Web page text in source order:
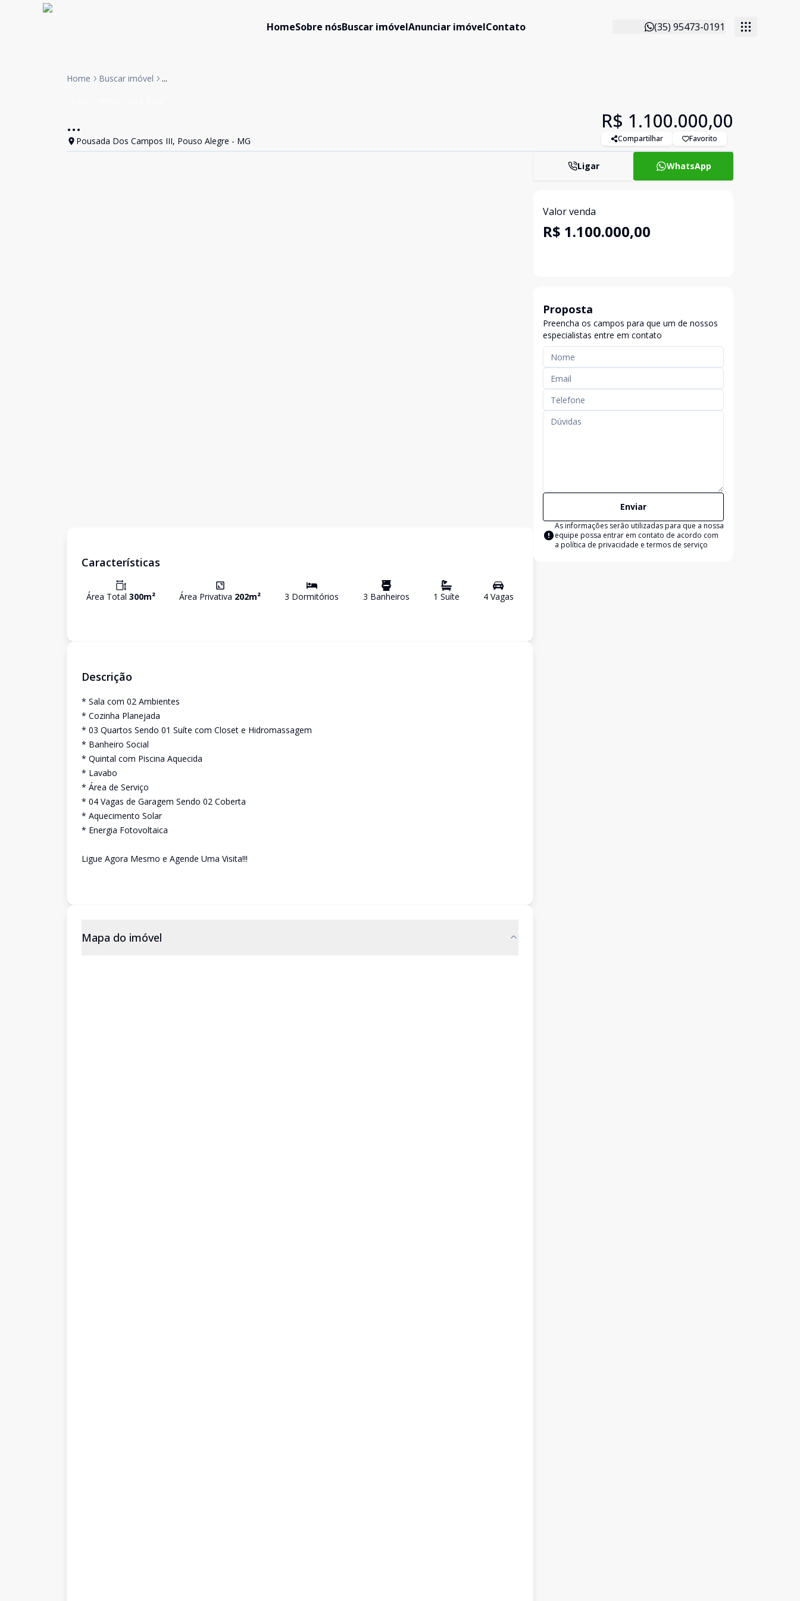
HomeSobre nósBuscar imóvelAnunciar imóvelContato (35) 95473-0191
Home Buscar imóvel ...
...
Pousada Dos Campos III, Pouso Alegre - MG
R$ 1.100.000,00
Compartilhar Favorito
Características
Área Total 300m² Área Privativa 202m² 3 Dormitórios 3 Banheiros 1 Suíte 4Vagas
Descrição
* Sala com 02 Ambientes
* Cozinha Planejada
* 03 Quartos Sendo 01 Suíte com Closet e Hidromassagem
* Banheiro Social
* Quintal com Piscina Aquecida
* Lavabo
* Área de Serviço
* 04 Vagas de Garagem Sendo 02 Coberta
* Aquecimento Solar
* Energia Fotovoltaica
Ligue Agora Mesmo e Agende Uma Visita!!!
Mapa do imóvel
Ligar WhatsApp
Valor venda
R$ 1.100.000,00
Proposta
Preencha os campos para que um de nossos
especialistas entre em contato
Enviar
As informações serão utilizadas para que a nossa
equipe possa entrar em contato de acordo com
a política de privacidade e termos de serviço